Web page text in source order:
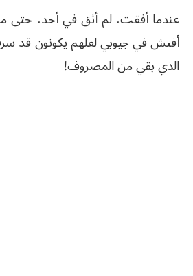
عندما أفقت، لم أثق في أحد، حتى
أفتش في جيوبي لعلهم يكونون قد
الذي بقي من المصروف!